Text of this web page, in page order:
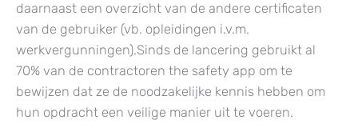
daarnaast een overzicht van de andere certificaten
van de gebruiker (vb. opleidingen i.v.m.
werkvergunningen).Sinds de lancering gebruikt al
70% van de contractoren the safety app om te
bewijzen dat ze de noodzakelijke kennis hebben om
hun opdracht een veilige manier uit te voeren.